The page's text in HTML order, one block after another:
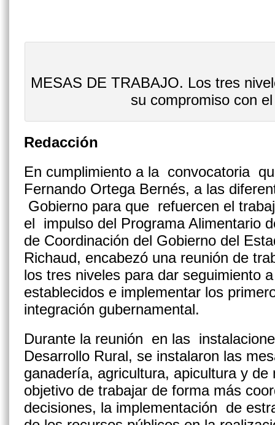
MESAS DE TRABAJO. Los tres
su compromiso con
Redacción
En cumplimiento a la convocatoria
Fernando Ortega Bernés, a las
Gobierno para que refuercen el
el impulso del Programa Alimentario
de Coordinación del Gobierno del
Richaud, encabezó una reunión de
los tres niveles para dar seguimiento
establecidos e implementar los
integración gubernamental.
Durante la reunión en las
Desarrollo Rural, se instalaron las
ganadería, agricultura, apicultura y de
objetivo de trabajar de forma más
decisiones, la implementación de